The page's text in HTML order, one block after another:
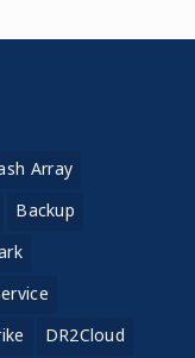
Array
Backup
DR2Cloud